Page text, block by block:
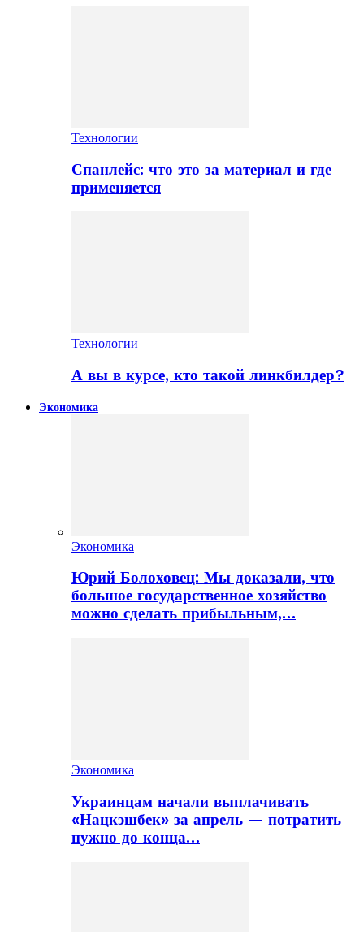
Технологии
Спанлейс: что это за материал и где
применяется
Технологии
А вы в курсе, кто такой линкбилдер?
Экономика
Экономика
Юрий Болоховец: Мы доказали, что
большое государственное хозяйство
можно сделать прибыльным,…
Экономика
Украинцам начали выплачивать
«Нацкэшбек» за апрель — потратить
нужно до конца…